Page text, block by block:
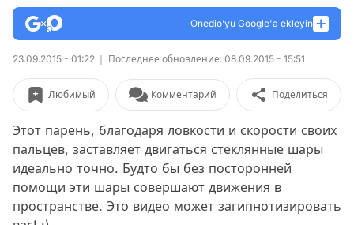
Onedio’yu Google'a ekleyin
23.09.2015 - 01:22 Последнее обновление: 08.09.2015 - 15:51
Любимый Комментарий Поделиться
Этот парень, благодаря ловкости и скорости своих
пальцев, заставляет двигаться стеклянные шары
идеально точно. Будто бы без посторонней
помощи эти шары совершают движения в
пространстве. Это видео может загипнотизировать